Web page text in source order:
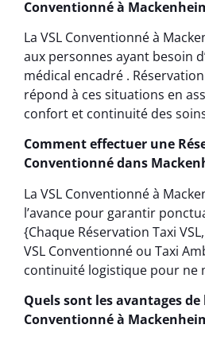
Conventionné à
La VSL Conventionné à
aux personnes ayant besoin
médical encadré .
répond à ces situations en
confort et continuité des
Comment effectuer une
Conventionné dans
La VSL Conventionné à
l’avance pour garantir
{Chaque Réservation Taxi
VSL Conventionné ou Taxi
continuité logistique pour ne
Quels sont les avantages de
Conventionné à